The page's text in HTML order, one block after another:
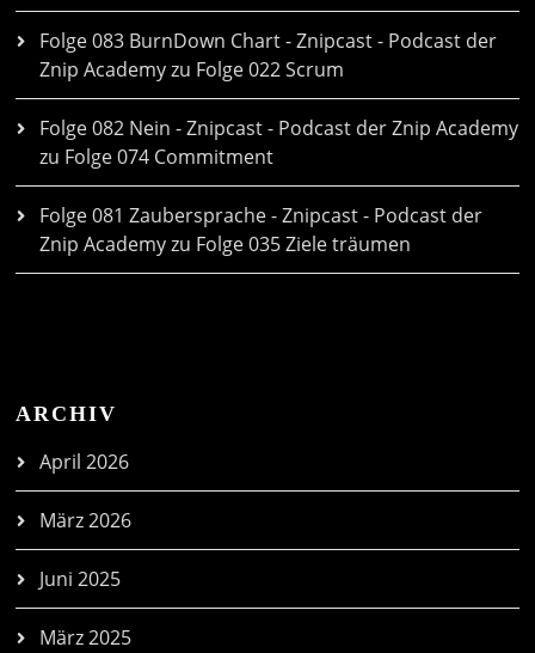
Folge 083 BurnDown Chart - Znipcast - Podcast der
Znip Academyzu Folge 022 Scrum
Folge 082 Nein - Znipcast - Podcast der Znip Academy
zu Folge 074 Commitment
Folge 081 Zaubersprache - Znipcast - Podcast der
Znip Academyzu Folge 035 Ziele träumen
ARCHIV
April 2026
März 2026
Juni 2025
März 2025